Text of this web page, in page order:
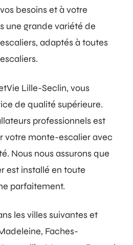
besoins et à votre
une grande variété de
adaptés à toutes
Lille-Seclin, vous
de qualité supérieure.
professionnels est
votre monte-escalier avec
Nous nous assurons que
est installé en toute
parfaitement.
les villes suivantes et
Faches-